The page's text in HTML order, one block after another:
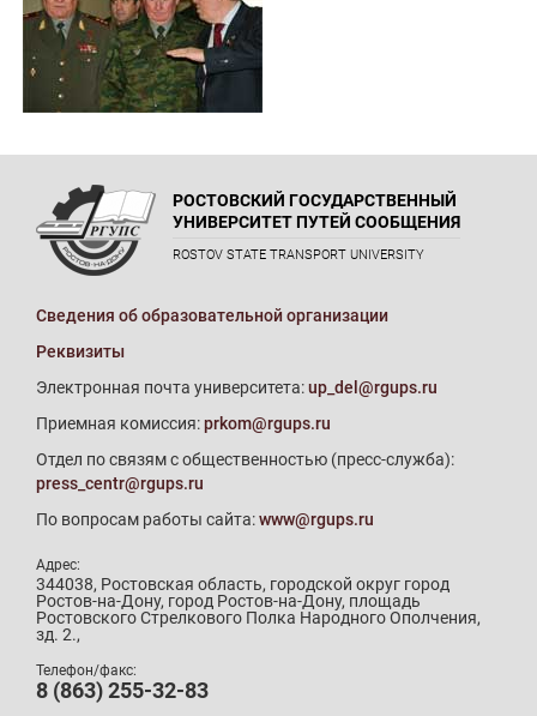
РОСТОВСКИЙ ГОСУДАРСТВЕННЫЙ
УНИВЕРСИТЕТ ПУТЕЙ СООБЩЕНИЯ
ROSTOV STATE TRANSPORT UNIVERSITY
Сведения об образовательной организации
Реквизиты
Электронная почта университета:up_del@rgups.ru
Приемная комиссия:prkom@rgups.ru
Отдел по связям с общественностью (пресс-служба):
press_centr@rgups.ru
По вопросам работы сайта:www@rgups.ru
Адрес:
344038, Ростовская область, городской округ город
Ростов-на-Дону, город Ростов-на-Дону, площадь
Ростовского Стрелкового Полка Народного Ополчения,
зд. 2.,
Телефон/факс:
8 (863) 255-32-83